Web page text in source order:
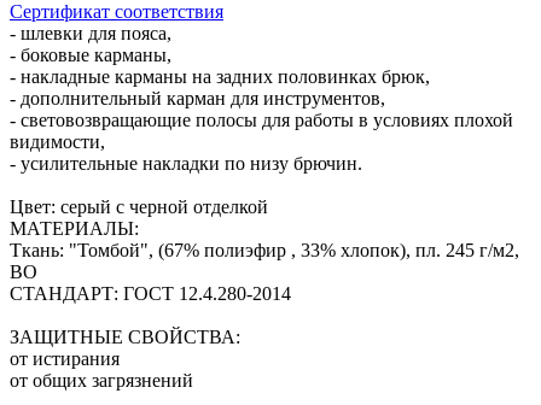
Сертификат соответствия
- шлевки для пояса,
- боковые карманы,
- накладные карманы на задних половинках брюк,
- дополнительный карман для инструментов,
- световозвращающие полосы для работы в условиях плохой
видимости,
- усилительные накладки по низу брючин.
Цвет: серый с черной отделкой
МАТЕРИАЛЫ:
Ткань: "Томбой", (67% полиэфир , 33% хлопок), пл. 245 г/м2,
ВО
СТАНДАРТ: ГОСТ 12.4.280-2014
ЗАЩИТНЫЕ СВОЙСТВА:
от истирания
от общих загрязнений